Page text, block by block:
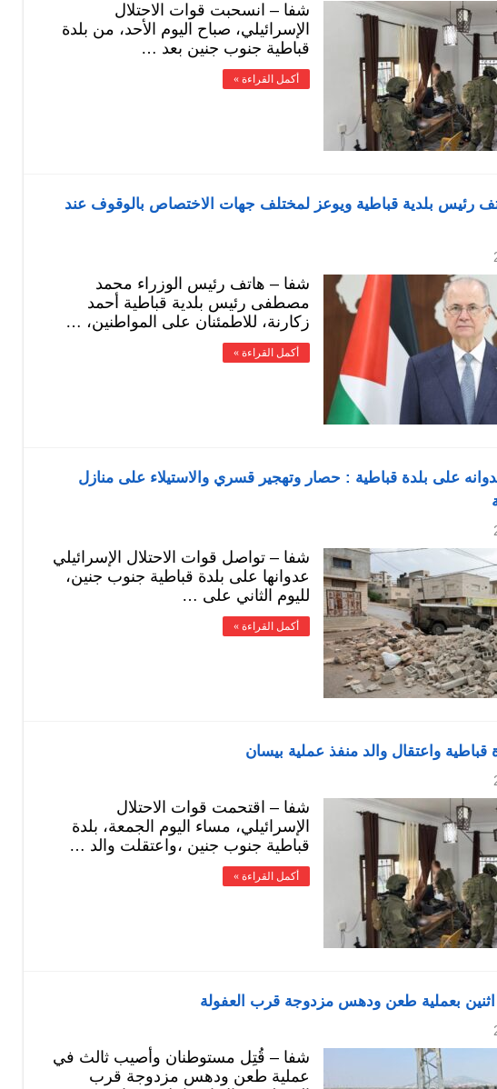
شفا – انسحبت قوات الاحتلال
الإسرائيلي، صباح اليوم الأحد، من بلدة
قباطية جنوب جنين بعد …
أكمل القراءة »
رئيس بلدية قباطية ويوعز لمختلف جهات الاختصاص بالوقوف عند
شفا – هاتف رئيس الوزراء محمد
مصطفى رئيس بلدية قباطية أحمد
زكارنة، للاطمئنان على المواطنين، …
أكمل القراءة »
على بلدة قباطية : حصار وتهجير قسري والاستيلاء على منازل
شفا – تواصل قوات الاحتلال الإسرائيلي
عدوانها على بلدة قباطية جنوب جنين،
لليوم الثاني على …
أكمل القراءة »
قباطية واعتقال والد منفذ عملية بيسان
شفا – اقتحمت قوات الاحتلال
الإسرائيلي، مساء اليوم الجمعة، بلدة
قباطية جنوب جنين ،واعتقلت والد …
أكمل القراءة »
بعملية طعن ودهس مزدوجة قرب العفولة
شفا – قُتِل مستوطنان وأصيب ثالث في
عملية طعن ودهس مزدوجة قرب